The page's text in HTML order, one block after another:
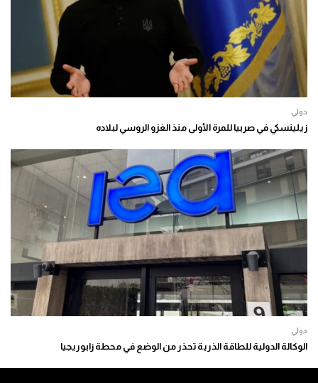
دولي
زيلينسكي في صربيا للمرة الأولى منذ الغزو الروسي لبلاده
دولي
الوكالة الدولية للطاقة الذرية تحذر من الوضع في محطة زابوريجيا